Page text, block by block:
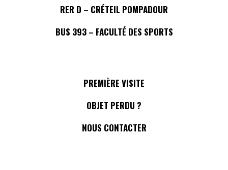
RER D – CRÉTEIL POMPADOUR
BUS 393 – FACULTÉ DES SPORTS
PREMIÈRE VISITE
OBJET PERDU ?
NOUS CONTACTER